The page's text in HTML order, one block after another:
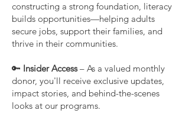
constructing a strong foundation, literacy
builds opportunities—helping adults
secure jobs, support their families, and
thrive in their communities.
🔑 Insider Access– As a valued monthly
donor, you'll receive exclusive updates,
impact stories, and behind-the-scenes
looks at our programs.